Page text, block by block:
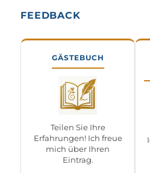
FEEDBACK
GÄSTEBUCH
Teilen Sie Ihre
Erfahrungen! Ich freue
mich über Ihren
Eintrag.